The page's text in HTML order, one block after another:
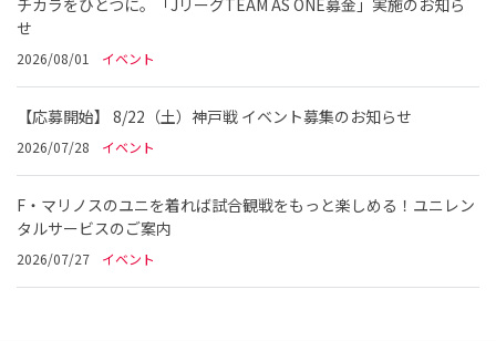
チカラをひとつに。「JリーグTEAM AS ONE募金」実施のお知ら
せ
2026/08/01 イベント
【応募開始】 8/22（土）神戸戦 イベント募集のお知らせ
2026/07/28 イベント
F・マリノスのユニを着れば試合観戦をもっと楽しめる！ユニレン
タルサービスのご案内
2026/07/27 イベント